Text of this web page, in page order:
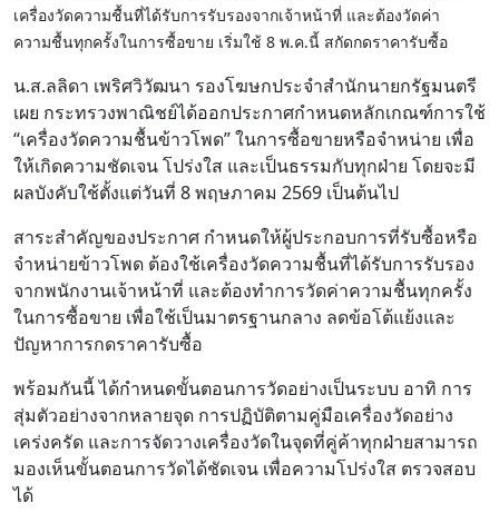
เครื่องวัดความชื้นที่ได้รับการรับรองจากเจ้าหน้าที่ และต้องวัดค่า
ความชื้นทุกครั้งในการซื้อขาย เริ่มใช้ 8 พ.ค.นี้ สกัดกดราคารับซื้อ
น.ส.ลลิดา เพริศวิวัฒนา รองโฆษกประจำสำนักนายกรัฐมนตรี
เผย กระทรวงพาณิชย์ได้ออกประกาศกำหนดหลักเกณฑ์การใช้
“เครื่องวัดความชื้นข้าวโพด” ในการซื้อขายหรือจำหน่าย เพื่อ
ให้เกิดความชัดเจน โปร่งใส และเป็นธรรมกับทุกฝ่าย โดยจะมี
ผลบังคับใช้ตั้งแต่วันที่ 8 พฤษภาคม 2569 เป็นต้นไป
สาระสำคัญของประกาศ กำหนดให้ผู้ประกอบการที่รับซื้อหรือ
จำหน่ายข้าวโพด ต้องใช้เครื่องวัดความชื้นที่ได้รับการรับรอง
จากพนักงานเจ้าหน้าที่ และต้องทำการวัดค่าความชื้นทุกครั้ง
ในการซื้อขาย เพื่อใช้เป็นมาตรฐานกลาง ลดข้อโต้แย้งและ
ปัญหาการกดราคารับซื้อ
พร้อมกันนี้ ได้กำหนดขั้นตอนการวัดอย่างเป็นระบบ อาทิ การ
สุ่มตัวอย่างจากหลายจุด การปฏิบัติตามคู่มือเครื่องวัดอย่าง
เคร่งครัด และการจัดวางเครื่องวัดในจุดที่คู่ค้าทุกฝ่ายสามารถ
มองเห็นขั้นตอนการวัดได้ชัดเจน เพื่อความโปร่งใส ตรวจสอบ
ได้